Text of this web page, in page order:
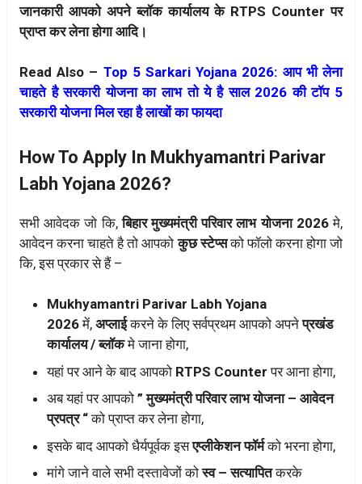
जानकारी आपको अपने ब्लॉक कार्यालय के RTPS Counter पर
प्राप्त कर लेना होगा आदि।
Read Also – Top 5 Sarkari Yojana 2026: आप भी लेना
चाहते है सरकारी योजना का लाभ तो ये है साल 2026 की टॉप 5
सरकारी योजना मिल रहा है लाखों का फायदा
How To Apply In Mukhyamantri Parivar
Labh Yojana 2026?
सभी आवेदक जो कि,बिहार मुख्यमंत्री परिवार लाभ योजना 2026मे,
आवेदन करना चाहते है तो आपको कुछ स्टेप्सको फॉलो करना होगा जो
कि, इस प्रकार से हैं –
Mukhyamantri Parivar Labh Yojana
2026में, अप्लाईकरने के लिए सर्वप्रथम आपको अपनेप्रखंड
कार्यालय / ब्लॉकमे जाना होगा,
यहां पर आने के बाद आपको RTPS Counter पर आना होगा,
अब यहां पर आपको ” मुख्यमंत्री परिवार लाभ योजना – आवेदन
प्रपत्र “को प्राप्त कर लेना होगा,
इसके बाद आपको धैर्यपूर्वक इसएप्लीकेशन फॉर्मको भरना होगा,
मांगे जाने वाले सभी दस्तावेजों कोस्व – सत्यापितकरके